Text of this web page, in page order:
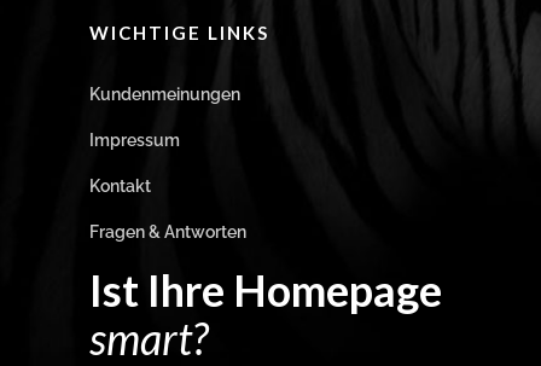
WICHTIGE LINKS
Kundenmeinungen
Impressum
Kontakt
Fragen & Antworten
Ist Ihre Homepage
smart?